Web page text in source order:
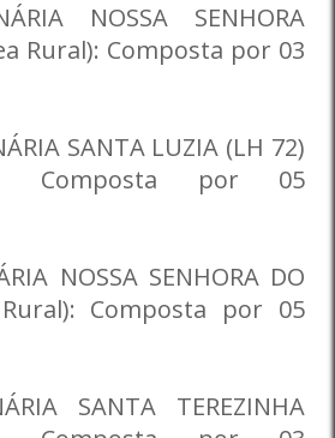
NOSSA SENHORA
Rural): Composta por 03
SANTA LUZIA (LH 72)
Composta por 05
NOSSA SENHORA DO
Composta por 05
SANTA TEREZINHA